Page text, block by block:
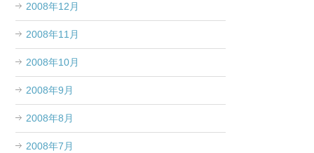
2008年12月
2008年11月
2008年10月
2008年9月
2008年8月
2008年7月